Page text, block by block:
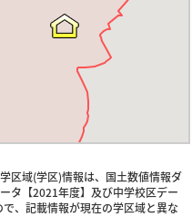
区域(学区)情報は、国土数値情報ダ
タ【2021年度】及び中学校区デー
、記載情報が現在の学区域と異な